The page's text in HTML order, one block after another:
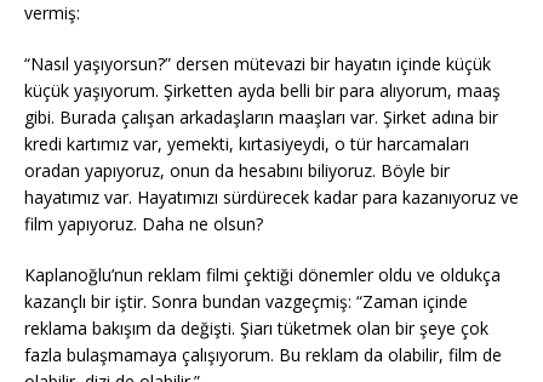
vermiş:
“Nasıl yaşıyorsun?” dersen mütevazi bir hayatın içinde küçük
küçük yaşıyorum. Şirketten ayda belli bir para alıyorum, maaş
gibi. Burada çalışan arkadaşların maaşları var. Şirket adına bir
kredi kartımız var, yemekti, kırtasiyeydi, o tür harcamaları
oradan yapıyoruz, onun da hesabını biliyoruz. Böyle bir
hayatımız var. Hayatımızı sürdürecek kadar para kazanıyoruz ve
film yapıyoruz. Daha ne olsun?
Kaplanoğlu’nun reklam filmi çektiği dönemler oldu ve oldukça
kazançlı bir iştir. Sonra bundan vazgeçmiş: “Zaman içinde
reklama bakışım da değişti. Şiarı tüketmek olan bir şeye çok
fazla bulaşmamaya çalışıyorum. Bu reklam da olabilir, film de